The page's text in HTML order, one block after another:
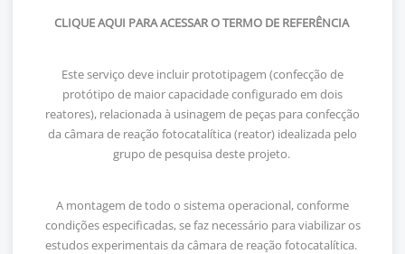
CLIQUE AQUI PARA ACESSAR O TERMO DE REFERÊNCIA
Este serviço deve incluir prototipagem (confecção de
protótipo de maior capacidade configurado em dois
reatores), relacionada à usinagem de peças para confecção
da câmara de reação fotocatalítica (reator) idealizada pelo
grupo de pesquisa deste projeto.
A montagem de todo o sistema operacional, conforme
condições especificadas, se faz necessário para viabilizar os
estudos experimentais da câmara de reação fotocatalítica.